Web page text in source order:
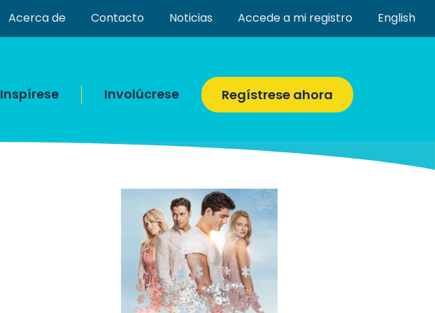
Acerca de Contacto Noticias Accede a mi registro English
Inspírese Involúcrese Regístrese ahora